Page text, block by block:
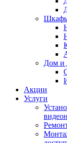
Дом и
Акции
Услуги